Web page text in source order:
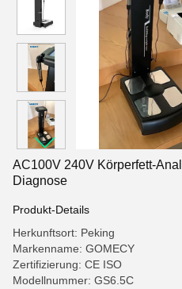
AC100V 240V Körperfett-
Diagnose
Produkt-Details
Herkunftsort: Peking
Markenname: GOMECY
Zertifizierung: CE ISO
Modellnummer: GS6.5C